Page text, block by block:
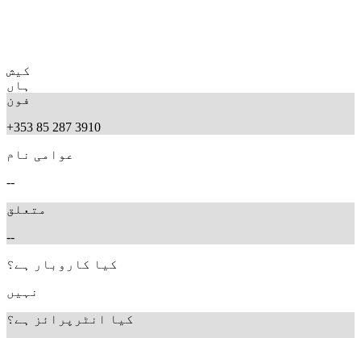
کیش
ہاں
فون
+353 85 287 3910
عوامی نام
--
متعلق
--
کیا کاروبار ہے؟
نہیں
کیا انٹرپرائز ہے؟